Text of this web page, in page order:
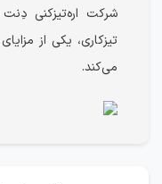
شرکت اره‌تیزکنی
تیزکاری، یکی از
می‌کند.